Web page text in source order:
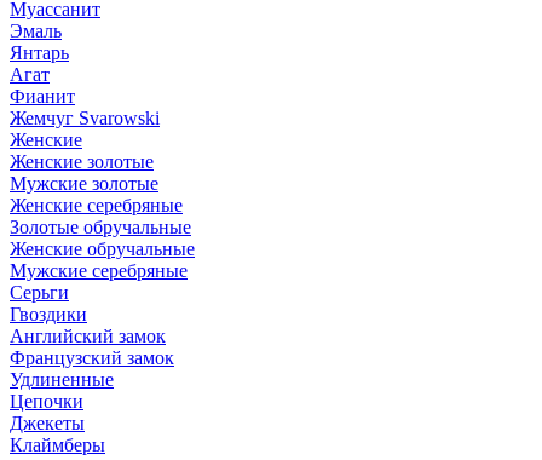
Муассанит
Эмаль
Янтарь
Агат
Фианит
Жемчуг Svarowski
Женские
Женские золотые
Мужские золотые
Женские серебряные
Золотые обручальные
Женские обручальные
Мужские серебряные
Серьги
Гвоздики
Английский замок
Французский замок
Удлиненные
Цепочки
Джекеты
Клаймберы